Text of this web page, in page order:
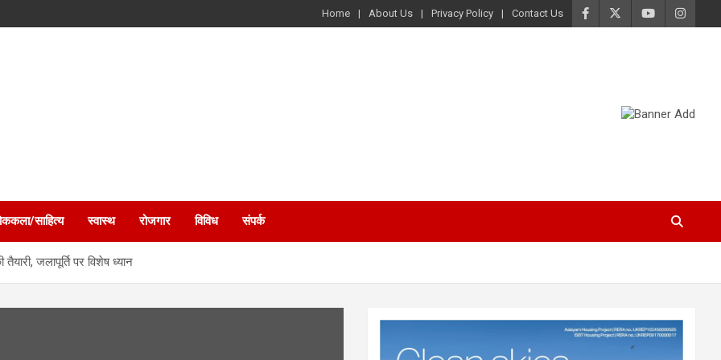
Home About Us Privacy Policy Contact Us
साहित्य स्वास्थ रोजगार विविध संपर्क
जलापूर्ति पर विशेष ध्यान